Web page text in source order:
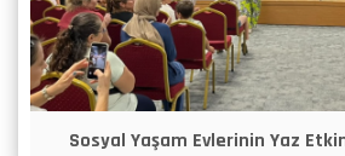
Sosyal Yaşam Evlerinin Yaz